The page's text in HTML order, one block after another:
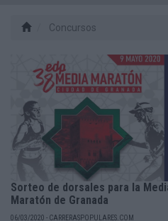
Concursos
Sorteo de dorsales para la
Maratón de Granada
06/03/2020 - CARRERASPOPULARES.COM